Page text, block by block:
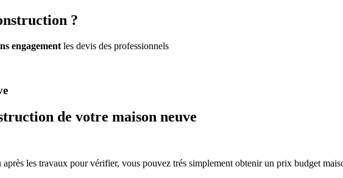
?
engagement les devis des professionnels
de votre maison neuve
les travaux pour vérifier, vous pouvez trés simplement obtenir un prix budget